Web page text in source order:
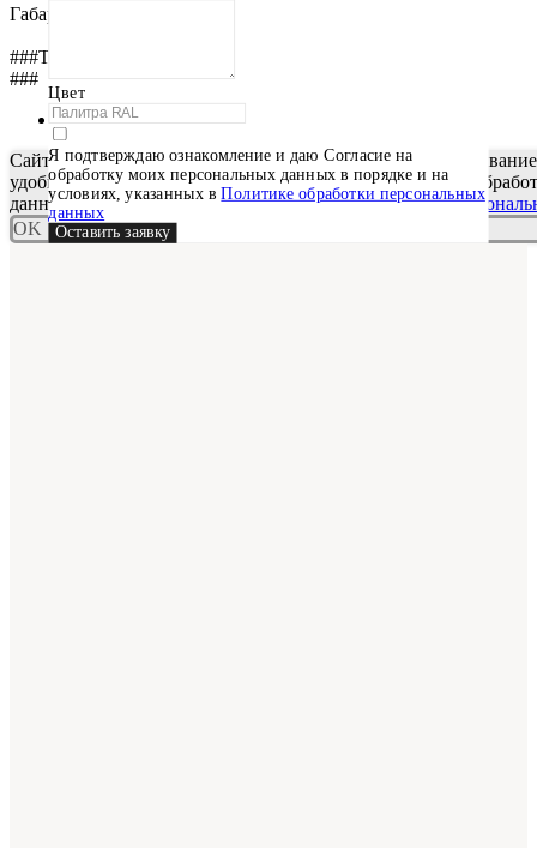
Габаритный размер – 1265х165 мм
###Техническая документация
###
Техническая документация появиться позже
Цвет
Я подтверждаю ознакомление и даю Согласие на
обработку моих персональных данных в порядке и на
условиях, указанных вПолитике обработки персональных
данных
Оставить заявку
Сайт использует cookie-файлы, чтобы сделать ваше
удобным. Оставаясь на сайте, вы даете свое согласие на
данных в порядке, указанном вПолитике обработки
OK